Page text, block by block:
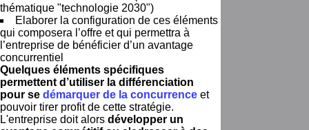
thématique "technologie 2030")
Elaborer la configuration de ces éléments
qui composera l’offre et qui permettra à
l’entreprise de bénéficier d’un avantage
concurrentiel
Quelques éléments spécifiques
permettent d’utiliser la différenciation
pour se démarquer de la concurrence et
pouvoir tirer profit de cette stratégie.
L'entreprise doit alors développer un